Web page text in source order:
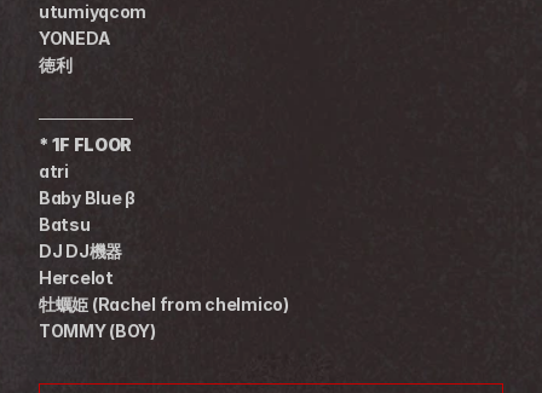
utumiyqcom
YONEDA
徳利
────────
* 1F FLOOR
atri
Baby Blue β
Batsu
DJ DJ機器
Hercelot
牡蠣姫 (Rachel from chelmico)
TOMMY (BOY)